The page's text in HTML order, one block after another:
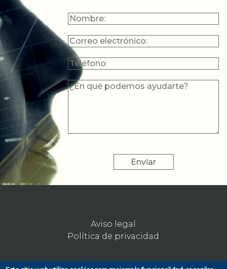
NOMBRE
CORREO
ELECTRÓNICO
TELÉFONO
¿EN
QUÉ
PODEMOS
AYUDARTE?
Aviso legal
Política de privacidad